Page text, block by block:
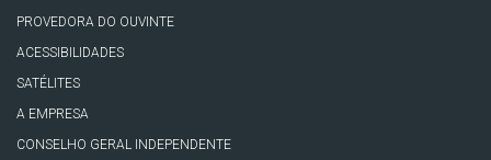
PROVEDORA DO OUVINTE
ACESSIBILIDADES
SATÉLITES
A EMPRESA
CONSELHO GERAL INDEPENDENTE